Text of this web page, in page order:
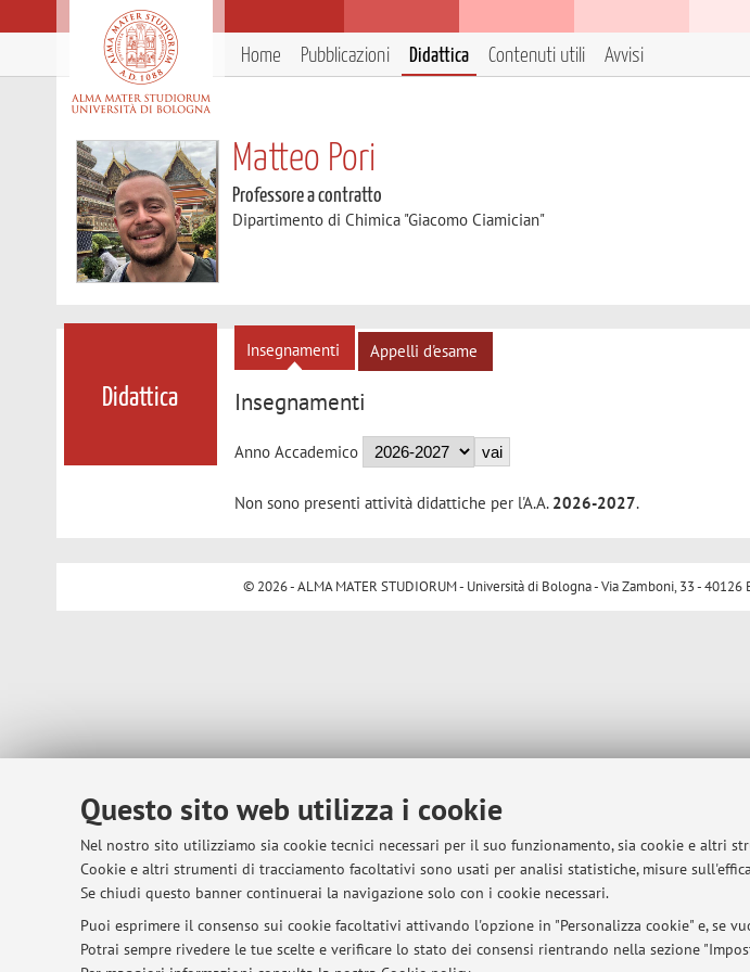
Questo sito web utilizza i cookie
Nel nostro sito utilizziamo sia cookie tecnici necessari per il suo funzionamento, sia cookie e altri
Cookie e altri strumenti di tracciamento facoltativi sono usati per analisi statistiche, misure
Se chiudi questo banner continuerai la navigazione solo con i cookie necessari.
Puoi esprimere il consenso sui cookie facoltativi attivando l'opzione in "Personalizza cookie" e, se
Potrai sempre rivedere le tue scelte e verificare lo stato dei consensi rientrando nella sezione
Home Pubblicazioni Didattica Contenuti utili Avvisi
Matteo Pori
Professore a contratto
Dipartimento di Chimica "Giacomo Ciamician"
Didattica
Insegnamenti Appelli d'esame
Insegnamenti
Anno Accademico
Non sono presenti attività didattiche per l'A.A. 2026-2027.
© 2026 - ALMA MATER STUDIORUM - Università di Bologna - Via Zamboni, 33 -